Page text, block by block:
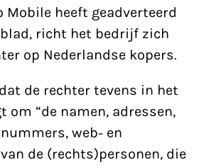
Mobile heeft geadverteerd
richt het bedrijf zich
op Nederlandse kopers.
de rechter tevens in het
om “de namen, adressen,
web- en
de (rechts)personen, die